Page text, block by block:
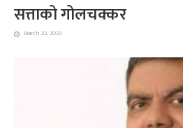
सत्ताको गोलचक्कर
March 22, 2023